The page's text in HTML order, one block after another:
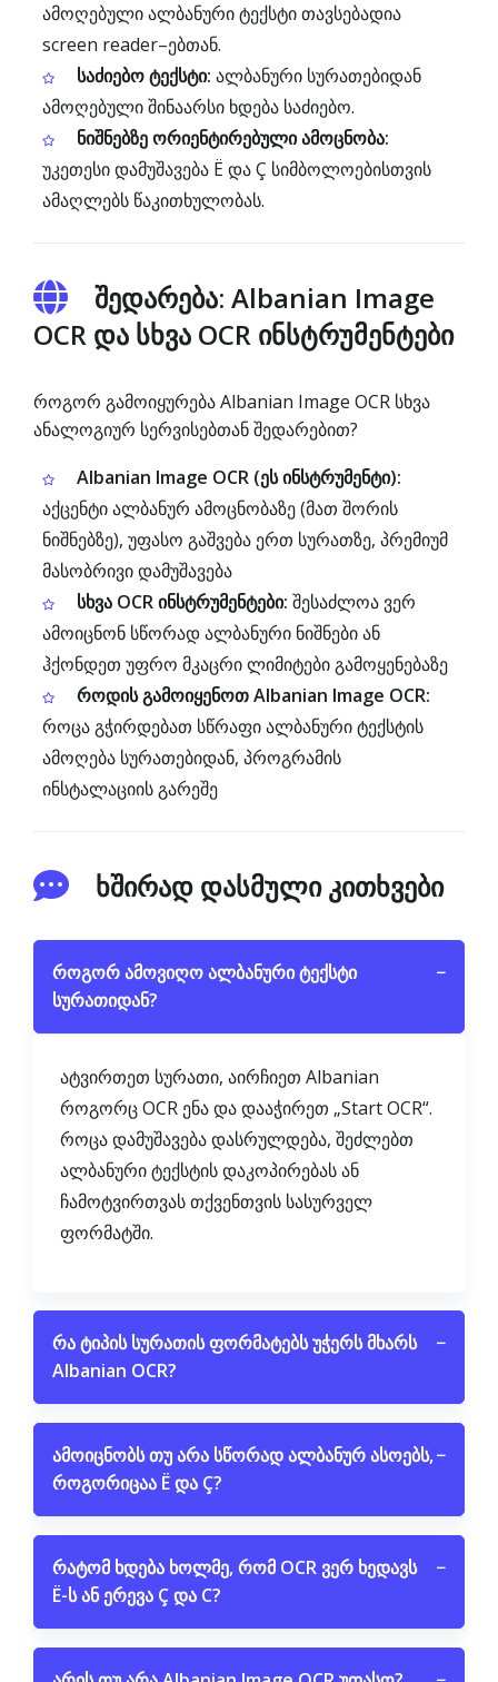
ამოღებული ალბანური ტექსტი თავსებადია
screen reader–ებთან.
საძიებო ტექსტი: ალბანური სურათებიდან
ამოღებული შინაარსი ხდება საძიებო.
ნიშნებზე ორიენტირებული ამოცნობა:
უკეთესი დამუშავება Ë და Ç სიმბოლოებისთვის
ამაღლებს წაკითხულობას.
შედარება: Albanian Image
OCR და სხვა OCR ინსტრუმენტები
როგორ გამოიყურება Albanian Image OCR სხვა
ანალოგიურ სერვისებთან შედარებით?
Albanian Image OCR (ეს ინსტრუმენტი):
აქცენტი ალბანურ ამოცნობაზე (მათ შორის
ნიშნებზე), უფასო გაშვება ერთ სურათზე, პრემიუმ
მასობრივი დამუშავება
სხვა OCR ინსტრუმენტები: შესაძლოა ვერ
ამოიცნონ სწორად ალბანური ნიშნები ან
ჰქონდეთ უფრო მკაცრი ლიმიტები გამოყენებაზე
როდის გამოიყენოთ Albanian Image OCR:
როცა გჭირდებათ სწრაფი ალბანური ტექსტის
ამოღება სურათებიდან, პროგრამის
ინსტალაციის გარეშე
ხშირად დასმული კითხვები
როგორ ამოვიღო ალბანური ტექსტი
სურათიდან?
−
ატვირთეთ სურათი, აირჩიეთ Albanian
როგორც OCR ენა და დააჭირეთ „Start OCR“.
როცა დამუშავება დასრულდება, შეძლებთ
ალბანური ტექსტის დაკოპირებას ან
ჩამოტვირთვას თქვენთვის სასურველ
ფორმატში.
რა ტიპის სურათის ფორმატებს უჭერს მხარს
Albanian OCR?
−
ამოიცნობს თუ არა სწორად ალბანურ ასოებს,
როგორიცაა Ë და Ç?
−
რატომ ხდება ხოლმე, რომ OCR ვერ ხედავს
Ë-ს ან ერევა Ç და C?
−